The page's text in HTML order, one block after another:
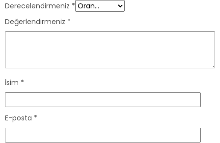
Derecelendirmeniz *
Değerlendirmeniz *
İsim *
E-posta *